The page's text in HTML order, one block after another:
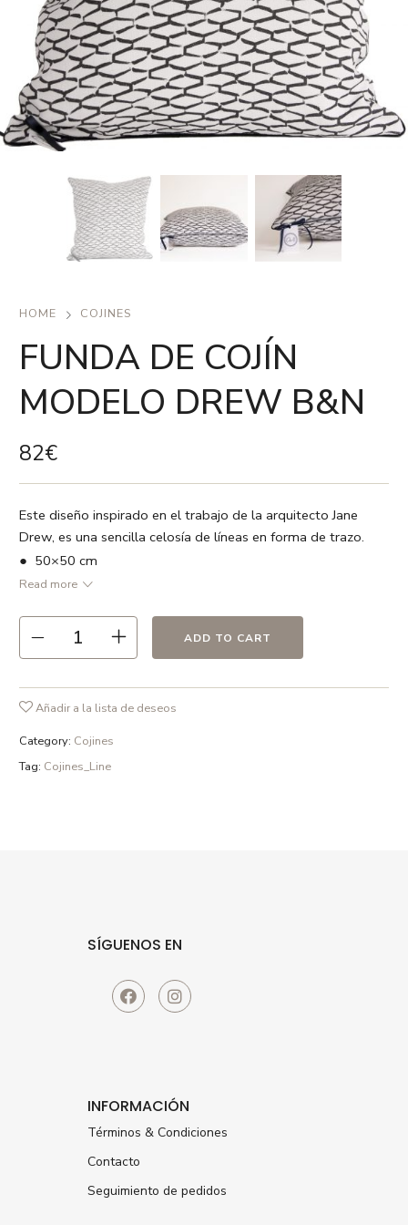
HOME COJINES
FUNDA DE COJÍN
MODELO DREW B&N
82€
Este diseño inspirado en el trabajo de la arquitecto Jane
Drew, es una sencilla celosía de líneas en forma de trazo.
● 50×50 cm
● 100 % lino
● Vivo en color negro
● Estampado a dos caras
● Hecho en España
● Recomendamos lavado en frío ó a 30º max. , el uso de
Read more
ADD TO CART
Añadir a la lista de deseos
Category: Cojines
Tag: Cojines_Line
SÍGUENOS EN
INFORMACIÓN
Términos & Condiciones
Contacto
Seguimiento de pedidos